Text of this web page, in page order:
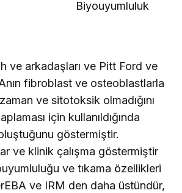
Biyouyumluluk
ve arkadaşları ve Pitt Ford ve
fibroblast ve osteoblastlarla
ve sitotoksik olmadığını
için kullanıldığında
göstermiştir.
ve klinik çalışma göstermiştir
ve tıkama özellikleri
ve IRM den daha üstündür,